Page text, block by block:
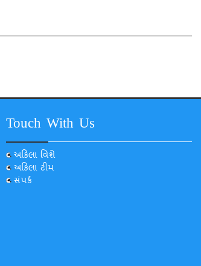
Touch With Us
અકિલા વિશે
અકિલા ટીમ
સંપર્ક